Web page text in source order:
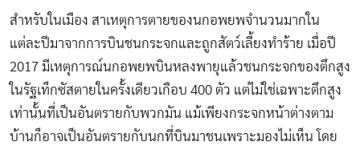
สำหรับในเมือง สาเหตุการตายของนกอพยพจำนวนมากใน
แต่ละปีมาจากการบินชนกระจกและถูกสัตว์เลี้ยงทำร้าย เมื่อปี
2017 มีเหตุการณ์นกอพยพบินหลงพายุแล้วชนกระจกของตึกสูง
ในรัฐเท็กซัสตายในครั้งเดียวเกือบ 400 ตัว แต่ไม่ใช่เฉพาะตึกสูง
เท่านั้นที่เป็นอันตรายกับพวกมัน แม้เพียงกระจกหน้าต่างตาม
บ้านก็อาจเป็นอันตรายกับนกที่บินมาชนเพราะมองไม่เห็น โดย